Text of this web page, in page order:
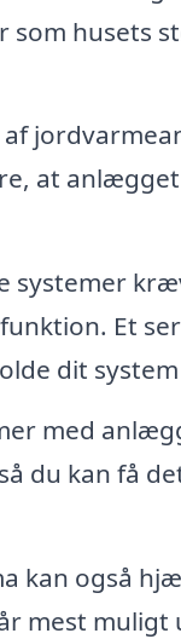
husets
at
systemer
Et
dit
med
du kan få
kan også
mest